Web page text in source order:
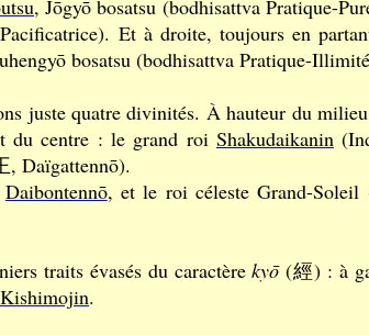
, Jōgyō bosatsu (bodhisattva Pratique-
Et à droite, toujours en
bosatsu (bodhisattva Pratique-
juste quatre divinités. À hauteur du
du centre : le grand roi Shakudaikanin
, Daïgattennō).
Daibontennō, et le roi céleste Grand-
traits évasés du caractèrekyō(經) : à
Kishimojin.